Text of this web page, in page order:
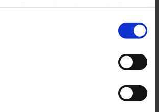
Allgemeine Informationen zur Ausbildung
Ausbildungsverkürzung: Das müssen Zahnärzte